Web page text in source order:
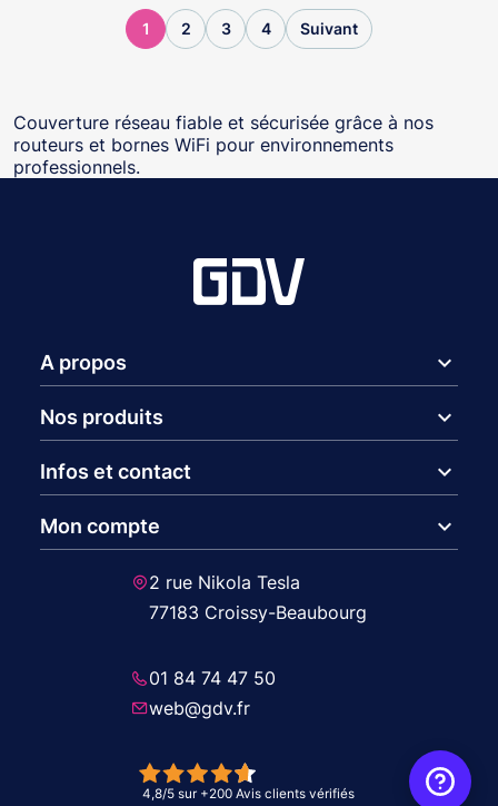
1 2 3 4 Suivant
Couverture réseau fiable et sécurisée grâce à nos
routeurs et bornes WiFi pour environnements
professionnels.
A propos expand_more
Nos produits expand_more
Infos et contact expand_more
Mon compte expand_more
2 rue Nikola Tesla
77183 Croissy-Beaubourg
01 84 74 47 50
web@gdv.fr